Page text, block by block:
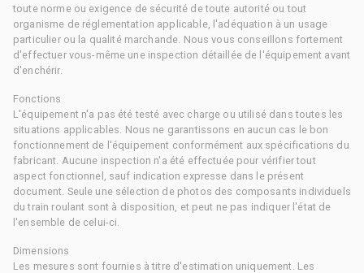
toute norme ou exigence de sécurité de toute autorité ou tout
organisme de réglementation applicable, l'adéquation à un usage
particulier ou la qualité marchande. Nous vous conseillons fortement
d'effectuer vous-même une inspection détaillée de l'équipement avant
d'enchérir.
Fonctions
L'équipement n'a pas été testé avec charge ou utilisé dans toutes les
situations applicables. Nous ne garantissons en aucun cas le bon
fonctionnement de l'équipement conformément aux spécifications du
fabricant. Aucune inspection n'a été effectuée pour vérifier tout
aspect fonctionnel, sauf indication expresse dans le présent
document. Seule une sélection de photos des composants individuels
du train roulant sont à disposition, et peut ne pas indiquer l'état de
l'ensemble de celui-ci.
Dimensions
Les mesures sont fournies à titre d'estimation uniquement. Les